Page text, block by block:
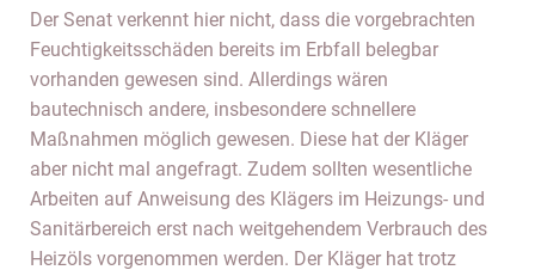
Der Senat verkennt hier nicht, dass die vorgebrachten
Feuchtigkeitsschäden bereits im Erbfall belegbar
vorhanden gewesen sind. Allerdings wären
bautechnisch andere, insbesondere schnellere
Maßnahmen möglich gewesen. Diese hat der Kläger
aber nicht mal angefragt. Zudem sollten wesentliche
Arbeiten auf Anweisung des Klägers im Heizungs- und
Sanitärbereich erst nach weitgehendem Verbrauch des
Heizöls vorgenommen werden. Der Kläger hat trotz